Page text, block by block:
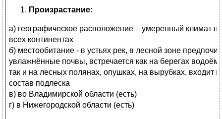
Произрастание:
а) географическое расположение – умеренный климат на
всех континентах
б) местообитание - в устьях рек, в лесной зоне
увлажнённые почвы, встречается как на берегах
так и на лесных полянах, опушках, на вырубках, входит в
состав подлеска
в) во Владимирской области (есть)
г) в Нижегородской области (есть)